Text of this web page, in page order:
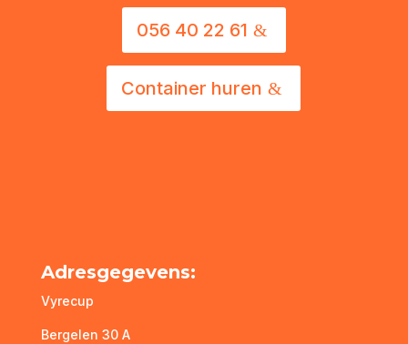
056 40 22 61
Container huren
Adresgegevens:
Vyrecup
Bergelen 30 A